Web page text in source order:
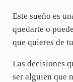
Este sueño es
quedarte o
que quieres de
Las decisiones
ser alguien que